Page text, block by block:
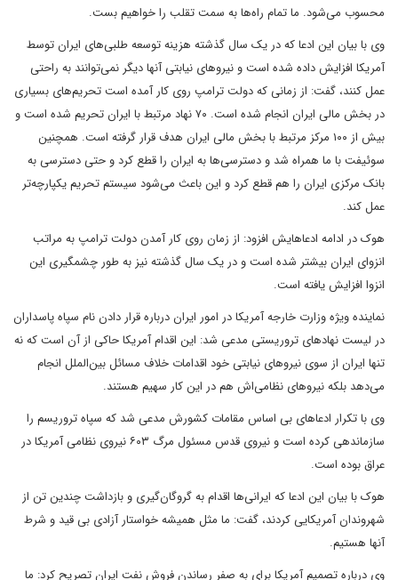
محسوب می‌شود. ما تمام راه‌ها به سمت تقلب را خواهیم بست.
وی با بیان این ادعا که در یک سال گذشته هزینه توسعه طلبی‌های ایران توسط
آمریکا افزایش داده شده است و نیروهای نیابتی آنها دیگر نمی‌توانند به راحتی
عمل کنند، گفت: از زمانی که دولت ترامپ روی کار آمده است تحریم‌های بسیاری
در بخش مالی ایران انجام شده است. ۷۰ نهاد مرتبط با ایران تحریم شده است و
بیش از ۱۰۰ مرکز مرتبط با بخش مالی ایران هدف قرار گرفته است. همچنین
سوئیفت با ما همراه شد و دسترسی‌ها به ایران را قطع کرد و حتی دسترسی به
بانک مرکزی ایران را هم قطع کرد و این باعث می‌شود سیستم تحریم یکپارچه‌تر
عمل کند.
هوک در ادامه ادعاهایش افزود: از زمان روی کار آمدن دولت ترامپ به مراتب
انزوای ایران بیشتر شده است و در یک سال گذشته نیز به طور چشمگیری این
انزوا افزایش یافته است.
نماینده ویژه وزارت خارجه آمریکا در امور ایران درباره قرار دادن نام سپاه پاسداران
در لیست نهادهای تروریستی مدعی شد: این اقدام آمریکا حاکی از آن است که نه
تنها ایران از سوی نیروهای نیابتی خود اقدامات خلاف مسائل بین‌الملل انجام
می‌دهد بلکه نیروهای نظامی‌اش هم در این کار سهیم هستند.
وی با تکرار ادعاهای بی اساس مقامات کشورش مدعی شد که سپاه تروریسم را
سازماندهی کرده است و نیروی قدس مسئول مرگ ۶۰۳ نیروی نظامی آمریکا در
عراق بوده است.
هوک با بیان این ادعا که ایرانی‌ها اقدام به گروگان‌گیری و بازداشت چندین تن از
شهروندان آمریکایی کردند، گفت: ما مثل همیشه خواستار آزادی بی قید و شرط
آنها هستیم.
وی درباره تصمیم آمریکا برای به صفر رساندن فروش نفت ایران تصریح کرد: ما